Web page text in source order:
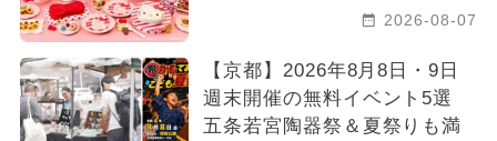
2026-08-07
【京都】2026年8月8日・9日
週末開催の無料イベント5選
五条若宮陶器祭＆夏祭りも満